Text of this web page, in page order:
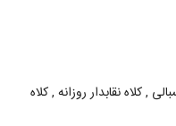
, کلاه نقابدار روزانه , کلاه